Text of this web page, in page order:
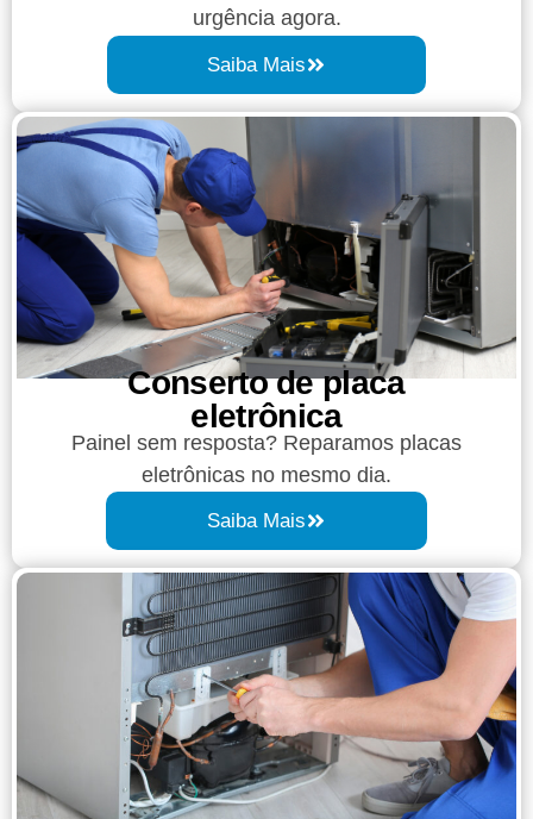
urgência agora.
Saiba Mais
Conserto de placa
eletrônica
Painel sem resposta? Reparamos placas
eletrônicas no mesmo dia.
Saiba Mais